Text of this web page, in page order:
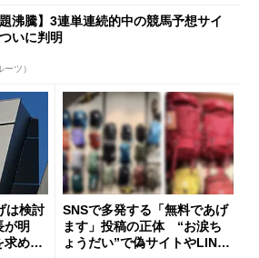
題沸騰】3連単連続的中の競馬予想サイ
いに判明
ーツ）
は検討
明
める
SNSで多発する「無料であげ
ます」投稿の正体 “お涙ち
ょうだい”で偽サイトやLINE